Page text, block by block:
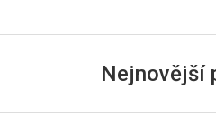
Nejnovější